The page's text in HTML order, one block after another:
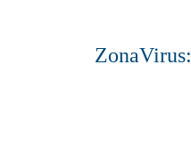
ZonaVirus: